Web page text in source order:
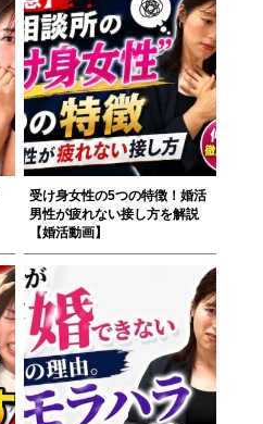
受け身女性の5つの特徴！婚活
男性が疲れない接し方を解説
【婚活動画】